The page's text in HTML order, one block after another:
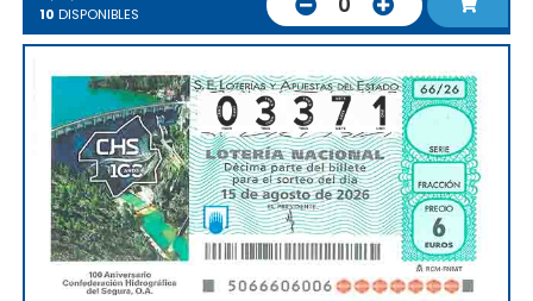
10 DISPONIBLES